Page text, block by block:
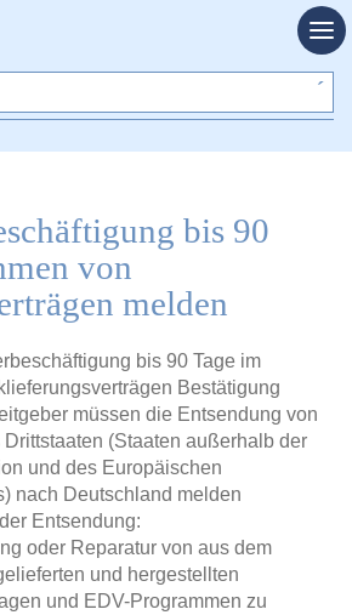
bis 90
von
melden
bis 90 Tage im
Bestätigung
müssen die Entsendung von
(Staaten außerhalb der
und des Europäischen
nach Deutschland melden
Entsendung:
oder Reparatur von aus dem
und hergestellten
und EDV-Programmen zu